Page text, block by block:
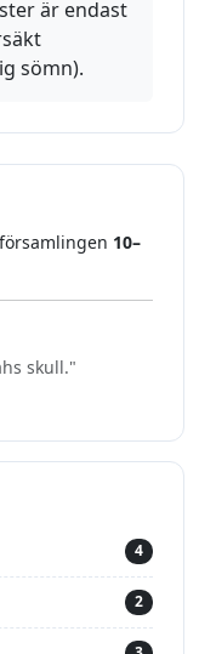
är endast
sömn).
10–
skull."
4
2